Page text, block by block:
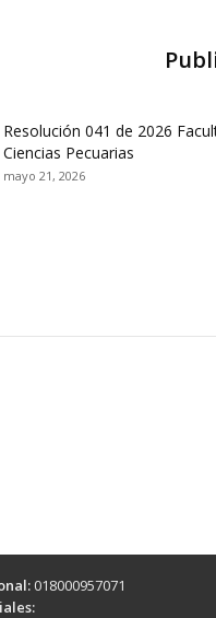
Resolución 041 de 2026
Ciencias Pecuarias
mayo 21, 2026
018000957071